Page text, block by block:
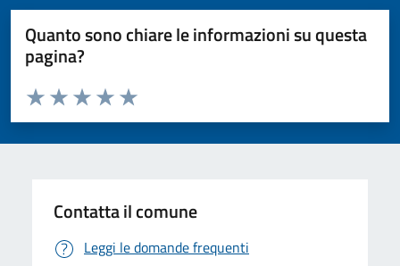
Quanto sono chiare le informazioni su questa
pagina?
Valuta da 1 a 5 stelle la pagina
Valuta 5 stelle su 5
Valuta 4 stelle su 5
Valuta 3 stelle su 5
Valuta 2 stelle su 5
Valuta 1 stelle su 5
Contatta il comune
Leggi le domande frequenti